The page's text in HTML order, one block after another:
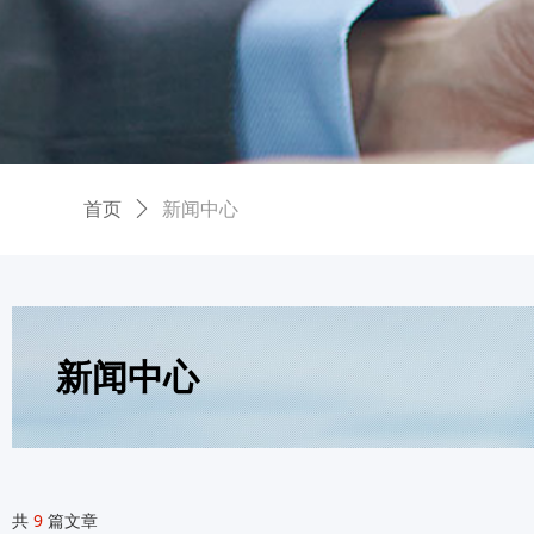
首页 ꄲ 新闻中心
新闻中心
共 9 篇文章